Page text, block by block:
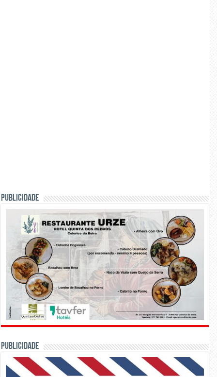
PUBLICIDADE
PUBLICIDADE